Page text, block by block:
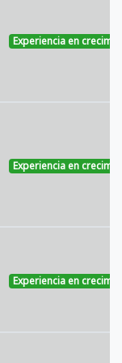
Experiencia en
Experiencia en
Experiencia en